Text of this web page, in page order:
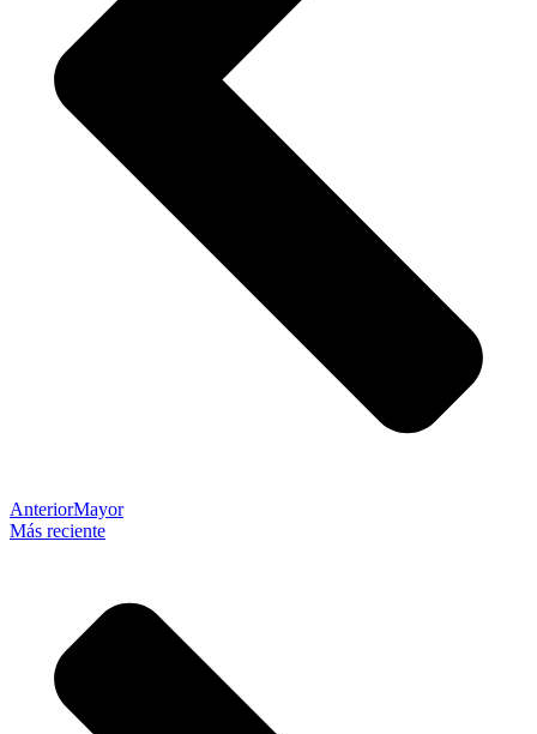
AnteriorMayor
Más reciente